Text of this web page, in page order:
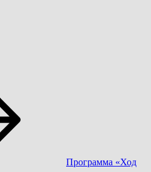
Программа «Ход